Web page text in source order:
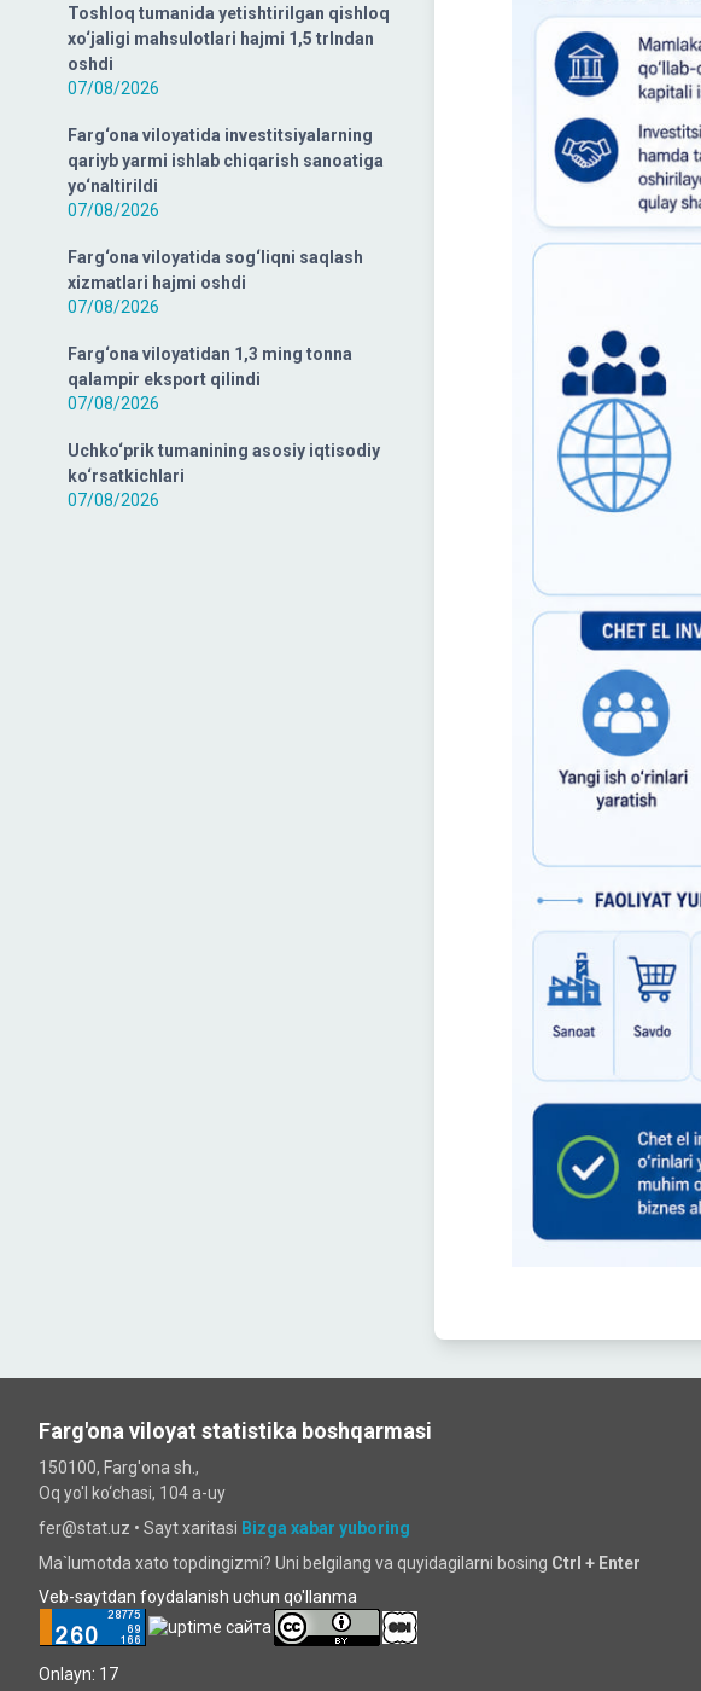
Toshloq tumanida yetishtirilgan qishloq
xo‘jaligi mahsulotlari hajmi 1,5 trlndan
oshdi
07/08/2026
Farg‘ona viloyatida investitsiyalarning
qariyb yarmi ishlab chiqarish sanoatiga
yo‘naltirildi
07/08/2026
Farg‘ona viloyatida sog‘liqni saqlash
xizmatlari hajmi oshdi
07/08/2026
Farg‘ona viloyatidan 1,3 ming tonna
qalampir eksport qilindi
07/08/2026
Uchko‘prik tumanining asosiy iqtisodiy
ko‘rsatkichlari
07/08/2026
Farg'ona viloyat statistika boshqarmasi
150100, Farg'ona sh.,
Oq yo'l ko‘chаsi, 104 a-uy
fer@stat.uz • Sayt xaritasi Bizga xabar yuboring
Ma`lumotda xato topdingizmi? Uni belgilang va quyidagilarni bosing Ctrl + Enter
Veb-saytdan foydalanish uchun qo'llanma
Onlayn: 17